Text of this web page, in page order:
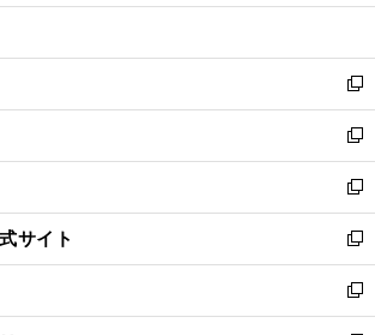
開
ウ
開
く
ン
ウ
で
開
く
ウ
ン
ド
ウ
で
開
く
し
ウ
ィ
ン
ド
ウ
で
開
く
新
し
い
ウ
ィ
ン
ド
ウ
で
開
新
し
い
ウ
ィ
ン
ド
ウ
新
し
い
ウ
ィ
ン
サイト
新
し
い
ウ
新
し